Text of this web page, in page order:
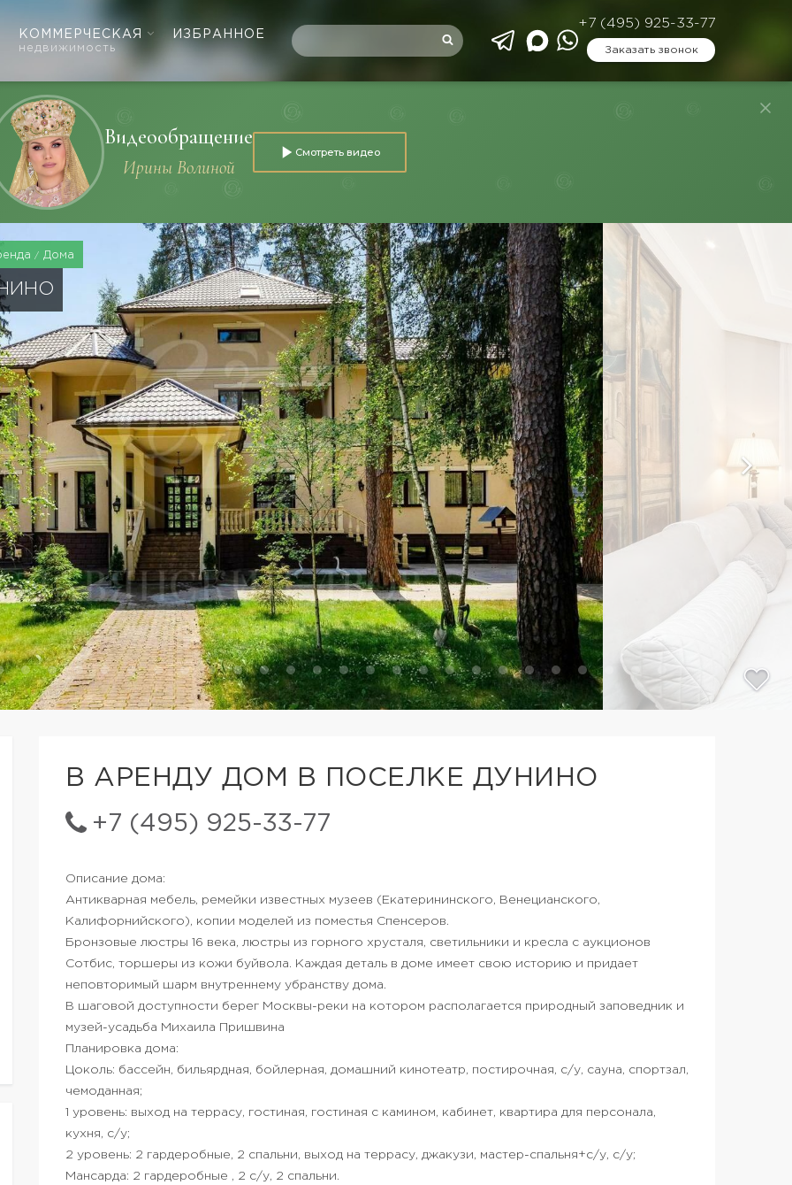
КОММЕРЧЕСКАЯ
недвижимость
ИЗБРАННОЕ
+7 (495) 925-33-77
Заказать звонок
Видеообращение
Ирины Волиной
Смотреть видео
Дома
В АРЕНДУ ДОМ В ПОСЕЛКЕ ДУНИНО
+7 (495) 925-33-77
Описание дома:
Антикварная мебель, ремейки известных музеев (Екатерининского, Венецианского,
Калифорнийского), копии моделей из поместья Спенсеров.
Бронзовые люстры 16 века, люстры из горного хрусталя, светильники и кресла с аукционов
Сотбис, торшеры из кожи буйвола. Каждая деталь в доме имеет свою историю и придает
неповторимый шарм внутреннему убранству дома.
В шаговой доступности берег Москвы-реки на котором располагается природный заповедник и
музей-усадьба Михаила Пришвина
Планировка дома:
Цоколь: бассейн, бильярдная, бойлерная, домашний кинотеатр, постирочная, с/у, сауна, спортзал,
чемоданная;
1 уровень: выход на террасу, гостиная, гостиная с камином, кабинет, квартира для персонала,
кухня, с/у;
2 уровень: 2 гардеробные, 2 спальни, выход на террасу, джакузи, мастер-спальня+с/у, с/у;
Мансарда: 2 гардеробные , 2 с/у, 2 спальни.